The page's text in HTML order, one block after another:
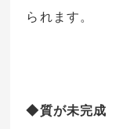
られます。
◆質が未完成